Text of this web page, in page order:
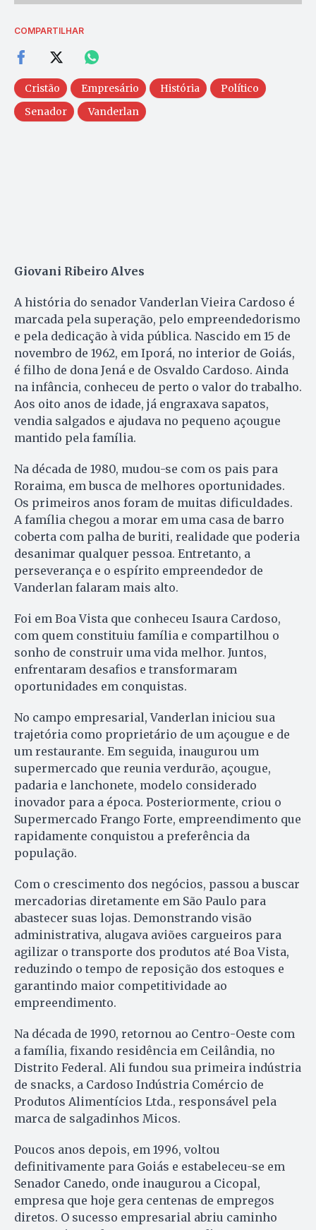
COMPARTILHAR
Cristão Empresário História
Político
Senador
Vanderlan
Giovani Ribeiro Alves
A história do senador Vanderlan Vieira Cardoso é
marcada pela superação, pelo empreendedorismo
e pela dedicação à vida pública. Nascido em 15 de
novembro de 1962, em Iporá, no interior de Goiás,
é filho de dona Jená e de Osvaldo Cardoso. Ainda
na infância, conheceu de perto o valor do trabalho.
Aos oito anos de idade, já engraxava sapatos,
vendia salgados e ajudava no pequeno açougue
mantido pela família.
Na década de 1980, mudou-se com os pais para
Roraima, em busca de melhores oportunidades.
Os primeiros anos foram de muitas dificuldades.
A família chegou a morar em uma casa de barro
coberta com palha de buriti, realidade que poderia
desanimar qualquer pessoa. Entretanto, a
perseverança e o espírito empreendedor de
Vanderlan falaram mais alto.
Foi em Boa Vista que conheceu Isaura Cardoso,
com quem constituiu família e compartilhou o
sonho de construir uma vida melhor. Juntos,
enfrentaram desafios e transformaram
oportunidades em conquistas.
No campo empresarial, Vanderlan iniciou sua
trajetória como proprietário de um açougue e de
um restaurante. Em seguida, inaugurou um
supermercado que reunia verdurão, açougue,
padaria e lanchonete, modelo considerado
inovador para a época. Posteriormente, criou o
Supermercado Frango Forte, empreendimento que
rapidamente conquistou a preferência da
população.
Com o crescimento dos negócios, passou a buscar
mercadorias diretamente em São Paulo para
abastecer suas lojas. Demonstrando visão
administrativa, alugava aviões cargueiros para
agilizar o transporte dos produtos até Boa Vista,
reduzindo o tempo de reposição dos estoques e
garantindo maior competitividade ao
empreendimento.
Na década de 1990, retornou ao Centro-Oeste com
a família, fixando residência em Ceilândia, no
Distrito Federal. Ali fundou sua primeira indústria
de snacks, a Cardoso Indústria Comércio de
Produtos Alimentícios Ltda., responsável pela
marca de salgadinhos Micos.
Poucos anos depois, em 1996, voltou
definitivamente para Goiás e estabeleceu-se em
Senador Canedo, onde inaugurou a Cicopal,
empresa que hoje gera centenas de empregos
diretos. O sucesso empresarial abriu caminho